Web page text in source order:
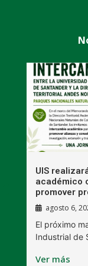
UIS
académico
promover
agosto 6,
El próximo
Industrial de
Ver más